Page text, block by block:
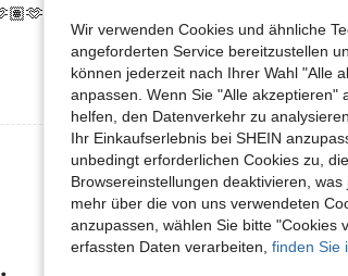
Wir verwenden Cookies und ähnliche
angeforderten Service bereitzustellen
können jederzeit nach Ihrer Wahl "Alle
anpassen. Wenn Sie "Alle akzeptieren"
helfen, den Datenverkehr zu
Ihr Einkaufserlebnis bei SHEIN
unbedingt erforderlichen Cookies zu,
Browsereinstellungen deaktivieren,
mehr über die von uns verwendeten
anzupassen, wählen Sie bitte "Cookies
erfassten Daten verarbeiten, finden Sie